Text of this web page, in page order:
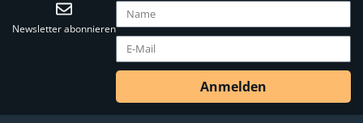
Newsletter abonnieren
Anmelden